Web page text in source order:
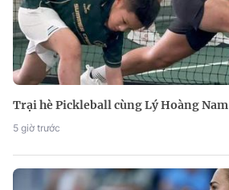
Trại hè Pickleball cùng Lý Hoàng Nam
5 giờ trước